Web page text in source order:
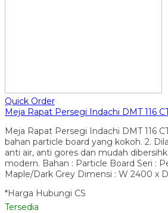
Quick Order
Meja Rapat Persegi Indachi DMT 116
Meja Rapat Persegi Indachi DMT 116
bahan particle board yang kokoh. 2.
anti air, anti gores dan mudah
modern. Bahan : Particle Board Seri :
Maple/Dark Grey Dimensi : W 2400 x
*Harga Hubungi CS
Tersedia